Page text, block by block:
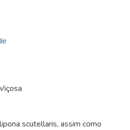
scutellaris, assim como